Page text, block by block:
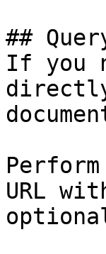
##
If you
URL